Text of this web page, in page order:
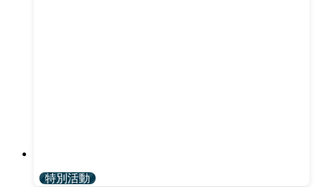
特別活動